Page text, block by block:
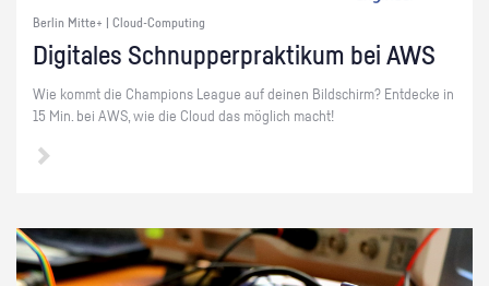
Berlin Mitte+ | Cloud-Computing
Di­gi­ta­les Schnup­per­prak­ti­kum bei AWS
Wie kommt die Cham­pi­ons Le­ague auf dei­nen Bild­schirm? Ent­de­cke in
15 Min. bei AWS, wie die Cloud das mög­lich macht!